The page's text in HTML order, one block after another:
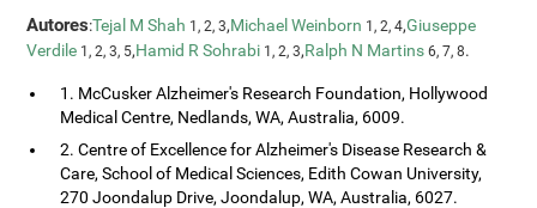
Autores:Tejal M Shah 1, 2, 3,Michael Weinborn 1, 2, 4,Giuseppe
Verdile 1, 2, 3, 5,Hamid R Sohrabi 1, 2, 3,Ralph N Martins 6, 7, 8.
1. McCusker Alzheimer's Research Foundation, Hollywood
Medical Centre, Nedlands, WA, Australia, 6009.
2. Centre of Excellence for Alzheimer's Disease Research &
Care, School of Medical Sciences, Edith Cowan University,
270 Joondalup Drive, Joondalup, WA, Australia, 6027.